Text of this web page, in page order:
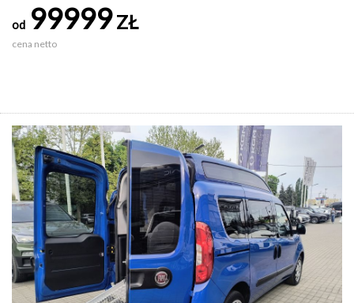
od 99999ZŁ
cena netto